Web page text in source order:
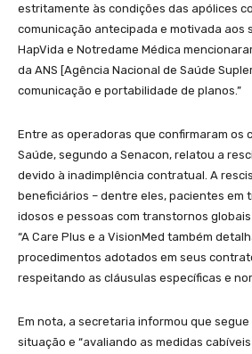
estritamente às condições das apólices
comunicação antecipada e motivada aos
HapVida e Notredame Médica
da ANS [Agência Nacional de Saúde
comunicação e portabilidade de planos.”
Entre as operadoras que confirmaram os
Saúde, segundo a Senacon, relatou a
devido à inadimplência contratual. A
beneficiários – dentre eles, pacientes em
idosos e pessoas com transtornos
“A Care Plus e a VisionMed também
procedimentos adotados em seus
respeitando as cláusulas específicas e
Em nota, a secretaria informou que
situação e “avaliando as medidas